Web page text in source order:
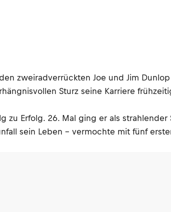
zweiradverrückten Joe und Jim
Sturz seine Karriere
zu Erfolg. 26. Mal ging er als strahlender
sein Leben - vermochte mit fünf